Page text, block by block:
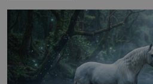
Měšťané pozorují konání
nesmrtelnou legendou již